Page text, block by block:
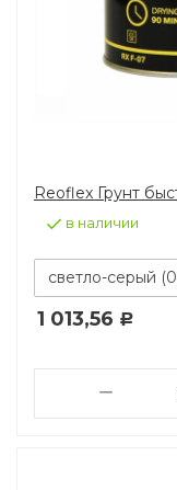
Reoflex Грунт
в наличии
светло-серый
1 013,56 Р